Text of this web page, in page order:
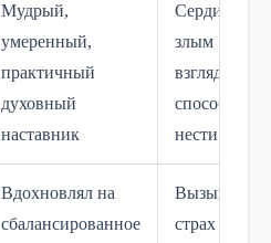
Мудрый,
умеренный,
практичный
духовный
наставник
Сердитый,
злым
взглядом
способен
нести беду
Вдохновлял на
сбалансированное
Вызывает
страх и